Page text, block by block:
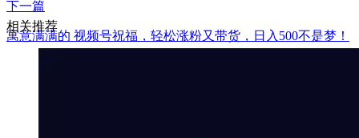
下一篇
寓意满满的 视频号祝福，轻松涨粉又带货，日入500不是梦！
相关推荐